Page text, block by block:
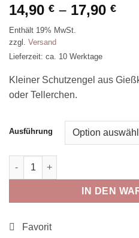
14,90 € – 17,90 €
Enthält 19% MwSt.
zzgl. Versand
Lieferzeit: ca. 10 Werktage
Kleiner Schutzengel aus
oder Tellerchen.
Ausführung
Kleiner Schutzengel "Ich pass
IN DEN